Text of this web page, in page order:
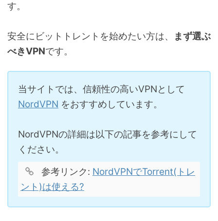
す。
安全にビットトレントを始めたい方は、
まず選ぶ
べきVPNです。
当サイトでは、信頼性の高いVPNとして
NordVPN をおすすめしています。
NordVPNの詳細は以下の記事を参考にして
ください。
参考リンク: NordVPNでTorrent(トレ
ント)は使える?